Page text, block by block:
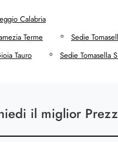
Calabria
Terme
Sedie
Tauro
Sedie Tomasella
il miglior